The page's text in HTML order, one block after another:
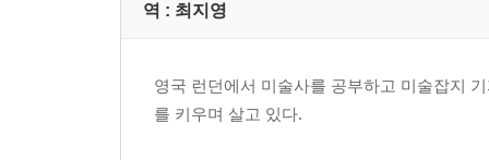
역 : 최지영
영국 런던에서 미술사를 공부하고 미술잡지
를 키우며 살고 있다.